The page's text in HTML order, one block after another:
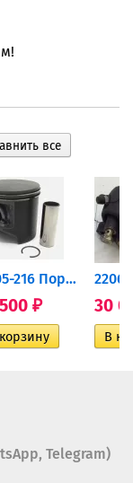
0905-216 Поршень Arctic Cat...
₽ 30
Telegram)